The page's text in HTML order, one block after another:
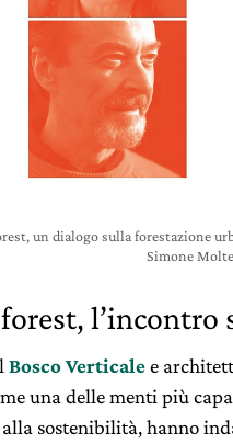
un dialogo sulla forestazione
Simone
Bosco Verticalee
una delle menti più
sostenibilità, hanno